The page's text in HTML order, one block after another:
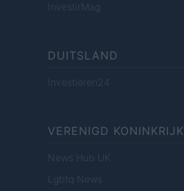
InvestirMag
DUITSLAND
Investieren24
VERENIGD KONINKRIJK
News Hub UK
Lgbtq News